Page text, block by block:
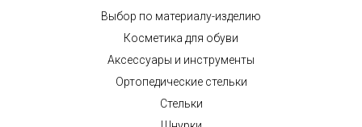
Выбор по материалу-изделию
Косметика для обуви
Аксессуары и инструменты
Ортопедические стельки
Стельки